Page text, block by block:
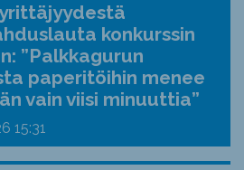
konkurssin
”Palkkagurun
paperitöihin menee
vain viisi minuuttia”
15:31